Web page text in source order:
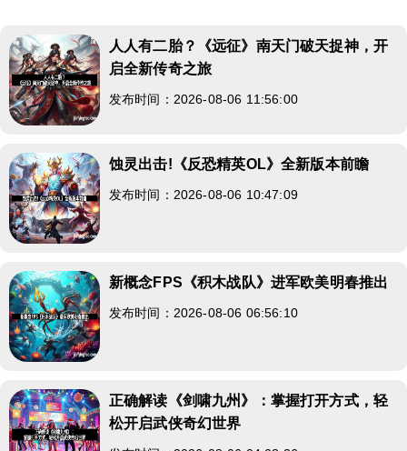
人人有二胎？《远征》南天门破天捉神，开
启全新传奇之旅
发布时间：2026-08-06 11:56:00
蚀灵出击!《反恐精英OL》全新版本前瞻
发布时间：2026-08-06 10:47:09
新概念FPS《积木战队》进军欧美明春推出
发布时间：2026-08-06 06:56:10
正确解读《剑啸九州》：掌握打开方式，轻
松开启武侠奇幻世界